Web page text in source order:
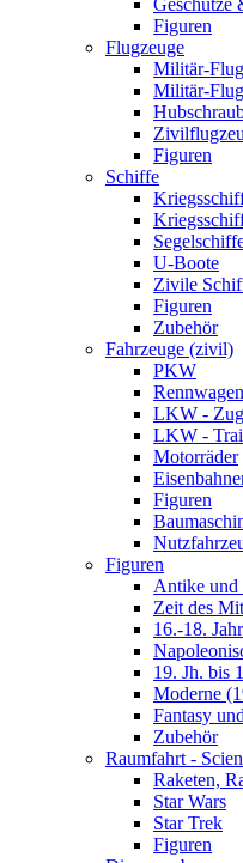
Geschütze
Figuren
Flugzeuge
Militär-
Militär-
Figuren
Schiffe
U-Boote
Zivile
Figuren
Zubehör
Fahrzeuge (zivil)
PKW
Rennwagen
LKW -
LKW -
Motorräder
Figuren
Figuren
Antike und
Zeit des
16.-18.
19. Jh. bis
Moderne
Fantasy
Zubehör
Raumfahrt -
Raketen,
Star Wars
Star Trek
Figuren